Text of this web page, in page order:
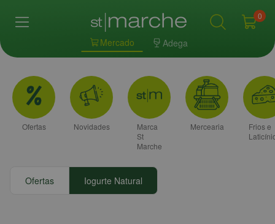
Mercado Adega
0
Ofertas Novidades
Marca
St
Marche
Mercearia
Frios e
Ofertas Iogurte Natural